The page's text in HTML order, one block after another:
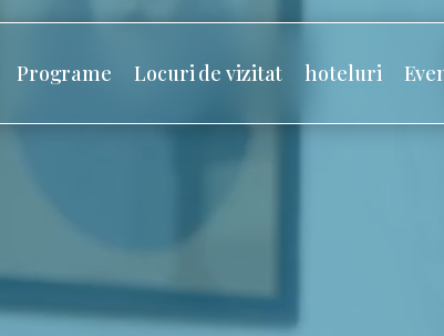
Programe Locuri de vizitat hoteluri